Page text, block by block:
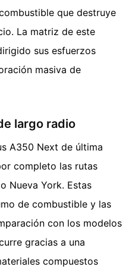
que destruye
La matriz de este
sus esfuerzos
masiva de
largo radio
A350 Next de última
completo las rutas
Nueva York. Estas
de combustible y las
con los modelos
gracias a una
compuestos